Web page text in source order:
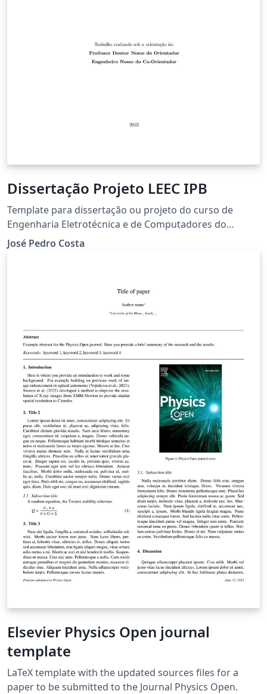
Dissertação Projeto LEEC IPB
Template para dissertação ou projeto do curso de
Engenharia Eletrotécnica e de Computadores do
Instituto Politécnico de Bragança
José Pedro Costa
Elsevier Physics Open journal
template
LaTeX template with the updated sources files for a
paper to be submitted to the Journal Physics Open.